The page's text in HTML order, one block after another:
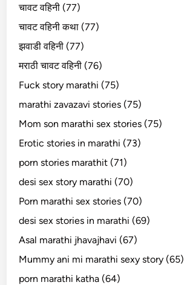
चावट वहिनी (77)
चावट वहिनी कथा (77)
झवाडी वहिनी (77)
मराठी चावट वहिनी (76)
Fuck story marathi (75)
marathi zavazavi stories (75)
Mom son marathi sex stories (75)
Erotic stories in marathi (73)
porn stories marathit (71)
desi sex story marathi (70)
Porn marathi sex stories (70)
desi sex stories in marathi (69)
Asal marathi jhavajhavi (67)
Mummy ani mi marathi sexy story (65)
porn marathi katha (64)